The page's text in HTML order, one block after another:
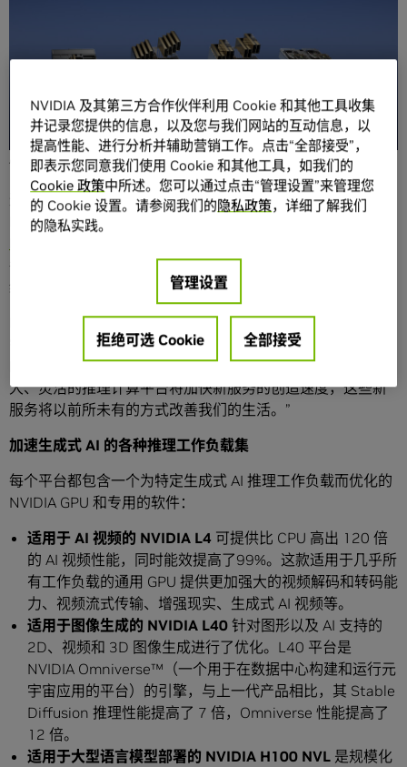
加利福尼亚州圣克拉拉 – GTC – 太平洋时间 2023 年 3 月
21 日– NVIDIA 于今日推出四款推理平台。这些平台针对各
种快速兴起的生成式 AI 应用进行了优化，能够帮助开发人员
快速构建用于提供新服务和洞察的 AI 驱动的专业应用。
这些平台将 NVIDIA 的全栈推理软件与最新的 NVIDIA Ada、
Hopper 和 Grace Hopper 处理器相结合，包括今天推出的
各平台针对 AI 视频、图像生成、大型语言模型部署、推荐系
统推理等需求激增的工作负载进行了优化。
NVIDIA 创始人兼首席执行官黄仁勋表示：“生成式 AI 的兴起
需要更加强大的推理计算平台。生成式 AI 应用的数量是无限
的，它唯一的限制就是人类的想象力。为开发人员提供最强
大、灵活的推理计算平台将加快新服务的创造速度，这些新
服务将以前所未有的方式改善我们的生活。”
加速生成式 AI 的各种推理工作负载集
每个平台都包含一个为特定生成式 AI 推理工作负载而优化的
NVIDIA GPU 和专用的软件：
适用于 AI 视频的 NVIDIA L4 可提供比 CPU 高出 120 倍
的 AI 视频性能，同时能效提高了99%。这款适用于几乎所
有工作负载的通用 GPU 提供更加强大的视频解码和转码能
力、视频流式传输、增强现实、生成式 AI 视频等。
适用于图像生成的 NVIDIA L40 针对图形以及 AI 支持的
2D、视频和 3D 图像生成进行了优化。L40 平台是
NVIDIA Omniverse™（一个用于在数据中心构建和运行元
宇宙应用的平台）的引擎，与上一代产品相比，其 Stable
Diffusion 推理性能提高了 7 倍，Omniverse 性能提高了
12 倍。
适用于大型语言模型部署的 NVIDIA H100 NVL 是规模化
NVIDIA 及其第三方合作伙伴利用 Cookie 和其他工具收集
并记录您提供的信息，以及您与我们网站的互动信息，以
提高性能、进行分析并辅助营销工作。点击“全部接受”，
即表示您同意我们使用 Cookie 和其他工具，如我们的
Cookie 政策中所述。您可以通过点击“管理设置”来管理您
的 Cookie 设置。请参阅我们的隐私政策，详细了解我们
的隐私实践。
管理设置
拒绝可选 Cookie 全部接受